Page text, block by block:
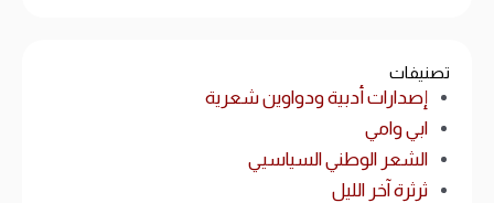
تصنيفات
إصدارات أدبية ودواوين شعرية
ابي وامي
الشعر الوطني السياسيي
ثرثرة آخر الليل